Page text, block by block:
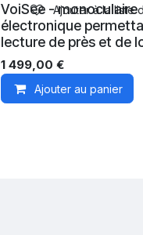
VoiSee - monoculaire
électronique
lecture de près et de
1 499,00 €
Ajouter au panier
Ajouter à la liste